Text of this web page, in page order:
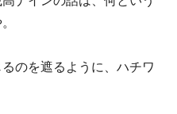
のを遮るように、ハチワ